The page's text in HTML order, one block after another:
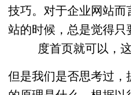
技巧。对于企业网站而
站的时候，总是觉得
度首页就可以，
但是我们是否思考过